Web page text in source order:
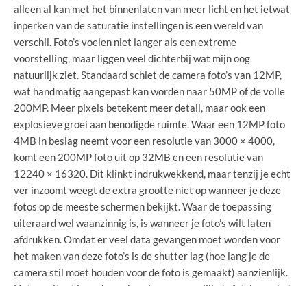
alleen al kan met het binnenlaten van meer licht en het ietwat
inperken van de saturatie instellingen is een wereld van
verschil. Foto’s voelen niet langer als een extreme
voorstelling, maar liggen veel dichterbij wat mijn oog
natuurlijk ziet. Standaard schiet de camera foto’s van 12MP,
wat handmatig aangepast kan worden naar 50MP of de volle
200MP. Meer pixels betekent meer detail, maar ook een
explosieve groei aan benodigde ruimte. Waar een 12MP foto
4MB in beslag neemt voor een resolutie van 3000 × 4000,
komt een 200MP foto uit op 32MB en een resolutie van
12240 × 16320. Dit klinkt indrukwekkend, maar tenzij je echt
ver inzoomt weegt de extra grootte niet op wanneer je deze
fotos op de meeste schermen bekijkt. Waar de toepassing
uiteraard wel waanzinnig is, is wanneer je foto’s wilt laten
afdrukken. Omdat er veel data gevangen moet worden voor
het maken van deze foto’s is de shutter lag (hoe lang je de
camera stil moet houden voor de foto is gemaakt) aanzienlijk.